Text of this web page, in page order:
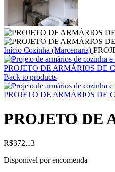
Início Cozinha (Marcenaria)
PROJETO DE ARMÁRIOS DE
Back to products
PROJETO DE ARMÁRIOS DE
PROJETO DE
R$372,13
Disponível por encomenda